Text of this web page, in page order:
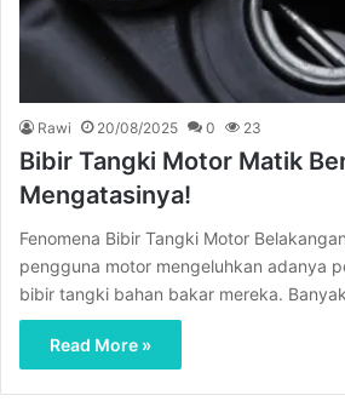
Rawi 20/08/2025 0 23
Bibir Tangki Motor Matik
Mengatasinya!
Fenomena Bibir Tangki Motor
pengguna motor mengeluhkan adanya
bibir tangki bahan bakar mereka.
Read More »